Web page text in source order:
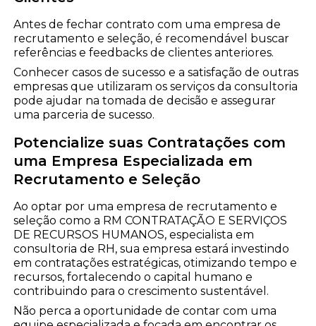
Antes de fechar contrato com uma empresa de
recrutamento e seleção, é recomendável buscar
referências e feedbacks de clientes anteriores.
Conhecer casos de sucesso e a satisfação de outras
empresas que utilizaram os serviços da consultoria
pode ajudar na tomada de decisão e assegurar
uma parceria de sucesso.
Potencialize suas Contratações com
uma Empresa Especializada em
Recrutamento e Seleção
Ao optar por uma empresa de recrutamento e
seleção como a RM CONTRATAÇÃO E SERVIÇOS
DE RECURSOS HUMANOS, especialista em
consultoria de RH, sua empresa estará investindo
em contratações estratégicas, otimizando tempo e
recursos, fortalecendo o capital humano e
contribuindo para o crescimento sustentável.
Não perca a oportunidade de contar com uma